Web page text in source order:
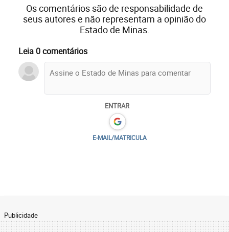
Os comentários são de responsabilidade de
seus autores e não representam a opinião do
Estado de Minas.
Leia 0 comentários
ENTRAR
E-MAIL/MATRICULA
Publicidade